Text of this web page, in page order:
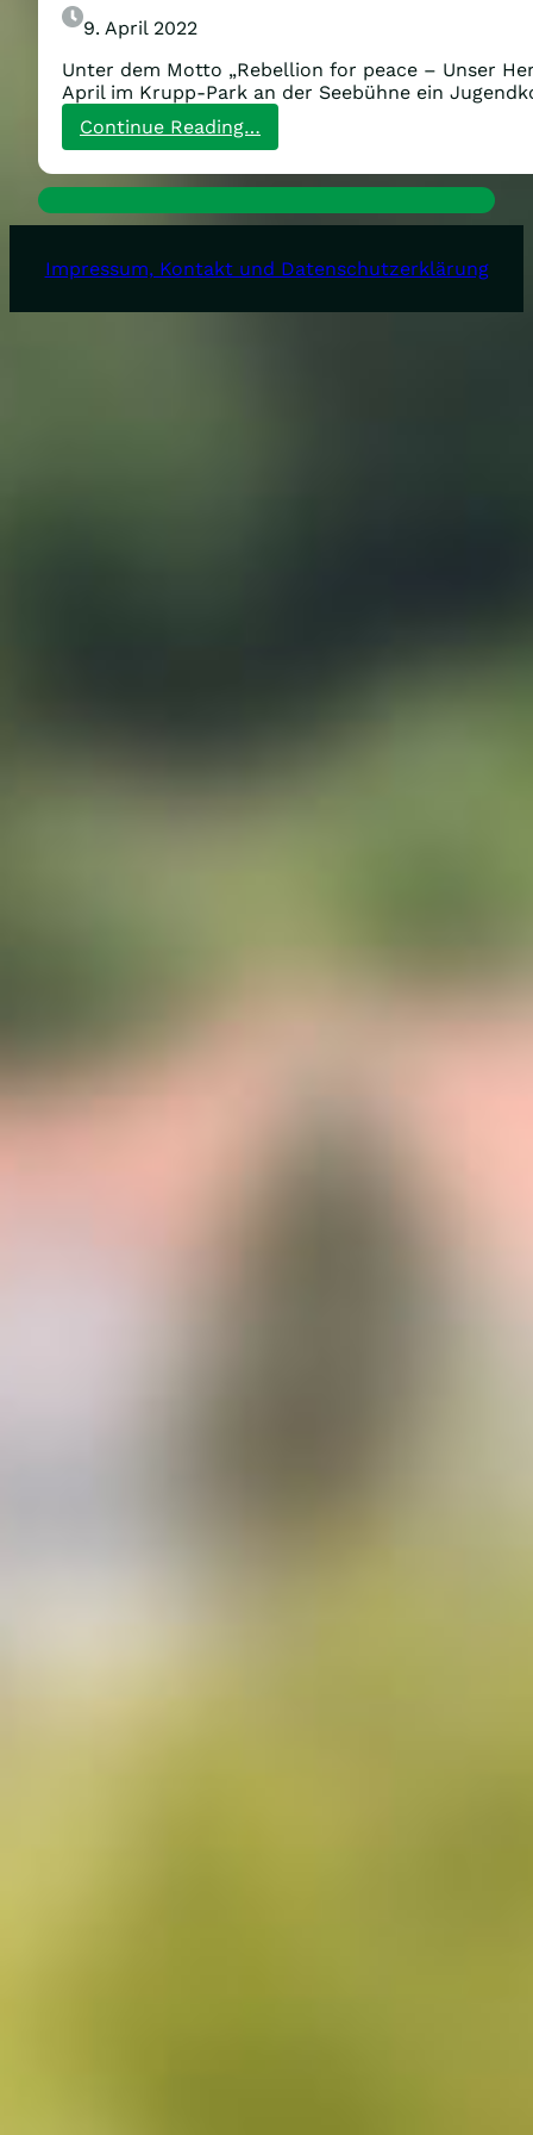
9. April 2022
Unter dem Motto „Rebellion for peace – Unser
April im Krupp-Park an der Seebühne ein
Continue Reading…
Jugendkonzert
am
16.April!
Impressum, Kontakt und Datenschutzerklärung